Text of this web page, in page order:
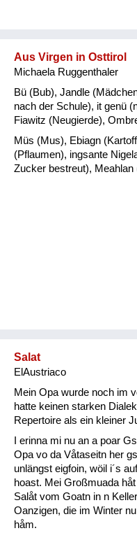
Aus Virgen in Osttirol
Michaela Ruggenthaler
Bü (Bub), Jandle
nach der Schule), it genü
Fiawitz (Neugierde),
Müs (Mus), Ebiagn
(Pflaumen), ingsante
Zucker bestreut), Meahlan
Salat
ElAustriaco
Mein Opa wurde noch im
hatte keinen starken
Repertoire als ein kleiner
I erinna mi nu an a poar
Opa vo da Våtaseitn her
unlängst eigfoin, wöil i´s
hoast. Mei Großmuada
Salåt vom Goatn in n
Oanzigen, die im Winter
håm.